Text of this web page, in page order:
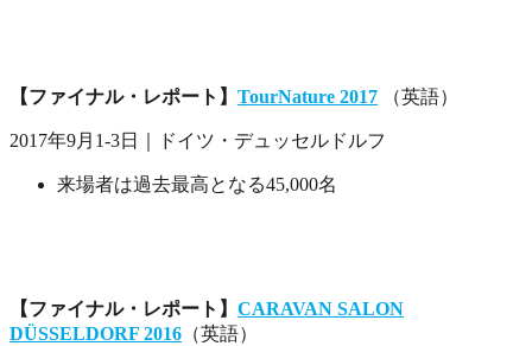
【ファイナル・レポート】 TourNature 2017 （英語）
2017年9月1-3日｜ドイツ・デュッセルドルフ
来場者は過去最高となる45,000名
【ファイナル・レポート】 CARAVAN SALON
DÜSSELDORF 2016 （英語）